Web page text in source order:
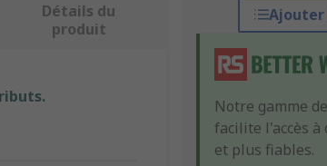
Ajouter
Notre gamme
facilite l'accès
et plus fiables.
Détails du
produit